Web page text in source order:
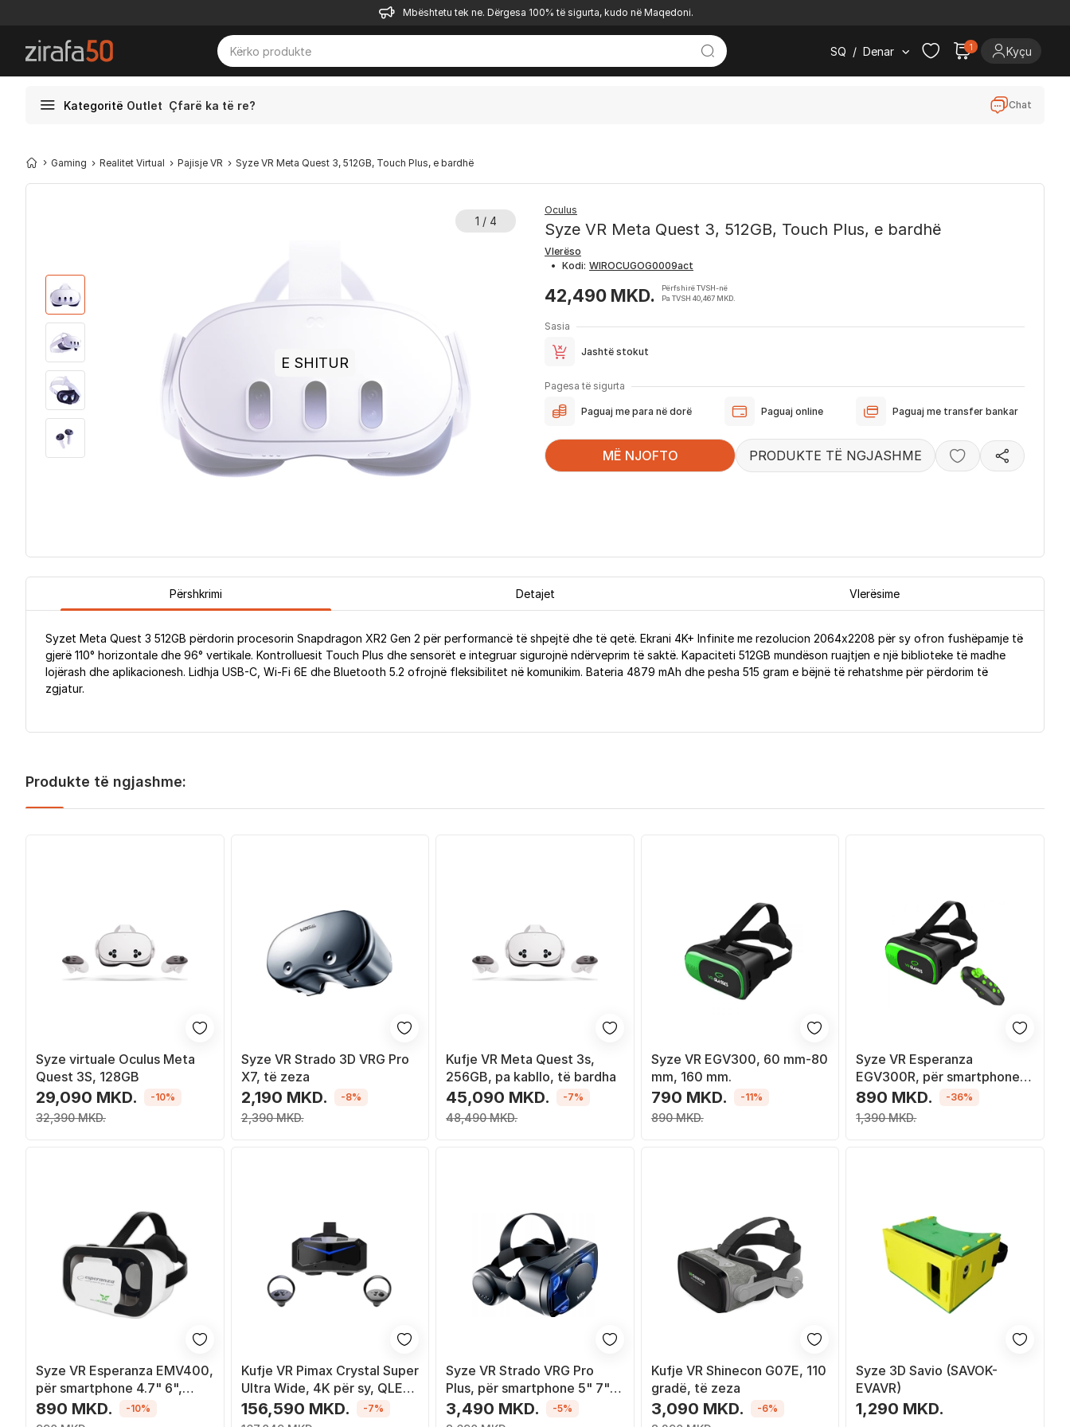
Mbështetu tek ne. Dërgesa 100% të sigurta, kudo në Maqedoni.
SQ / Denar 1 Kyçu
Kategoritë Outlet Çfarë ka të re? Chat
Gaming Realitet Virtual Pajisje VR Syze VR Meta Quest 3, 512GB, Touch Plus, e bardhë
1 / 4
E SHITUR
Oculus
Syze VR Meta Quest 3, 512GB, Touch Plus, e bardhë
Vlerëso
• Kodi:
42,490 MKD.
Përfshirë TVSH-në
Pa TVSH 40,467 MKD.
Sasia
Jashtë stokut
Pagesa të sigurta
Paguaj me para në dorë Paguaj online Paguaj me transfer bankar
MË NJOFTO PRODUKTE TË NGJASHME
Përshkrimi Detajet Vlerësime
Syzet Meta Quest 3 512GB përdorin procesorin Snapdragon XR2 Gen 2 për performancë të shpejtë dhe të qetë. Ekrani 4K+ Infinite me rezolucion 2064x2208 për sy ofron fushëpamje të
gjerë 110° horizontale dhe 96° vertikale. Kontrolluesit Touch Plus dhe sensorët e integruar sigurojnë ndërveprim të saktë. Kapaciteti 512GB mundëson ruajtjen e një biblioteke të madhe
lojërash dhe aplikacionesh. Lidhja USB-C, Wi-Fi 6E dhe Bluetooth 5.2 ofrojnë fleksibilitet në komunikim. Bateria 4879 mAh dhe pesha 515 gram e bëjnë të rehatshme për përdorim të
zgjatur.
Produkte të ngjashme:
Syze virtuale Oculus Meta
Quest 3S, 128GB
29,090 MKD.
32,390 MKD.
-10%
Syze VR Strado 3D VRG Pro
X7, të zeza
2,190 MKD.
2,390 MKD.
-8%
Kufje VR Meta Quest 3s,
256GB, pa kabllo, të bardha
45,090 MKD.
48,490 MKD.
-7%
Syze VR EGV300, 60 mm-80
mm, 160 mm.
790 MKD.
890 MKD.
-11%
Syze VR Esperanza
EGV300R, për smartphone
3.5" 6", me telekomandë
Bluetooth, të zeza
890 MKD.
1,390 MKD.
-36%
Syze VR Esperanza EMV400,
për smartphone 4.7" 6",
rregullim lente, të zeza
890 MKD. -10%
Kufje VR Pimax Crystal Super
Ultra Wide, 4K për sy, QLED,
e zezë
156,590 MKD. -7%
Syze VR Strado VRG Pro
Plus, për smartphone 5" 7",
kënd shikimi 120°, të zeza
3,490 MKD. -5%
Kufje VR Shinecon G07E, 110
gradë, të zeza
3,090 MKD. -6%
Syze 3D Savio (SAVOK-
EVAVR)
1,290 MKD.